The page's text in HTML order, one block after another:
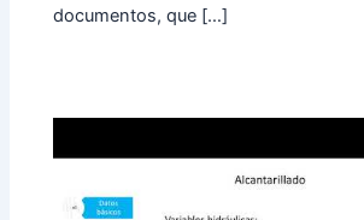
documentos, que […]